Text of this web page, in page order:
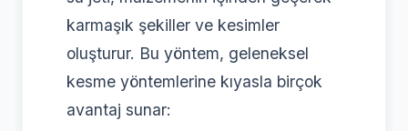
karmaşık şekiller ve kesimler
oluşturur. Bu yöntem, geleneksel
kesme yöntemlerine kıyasla birçok
avantaj sunar: